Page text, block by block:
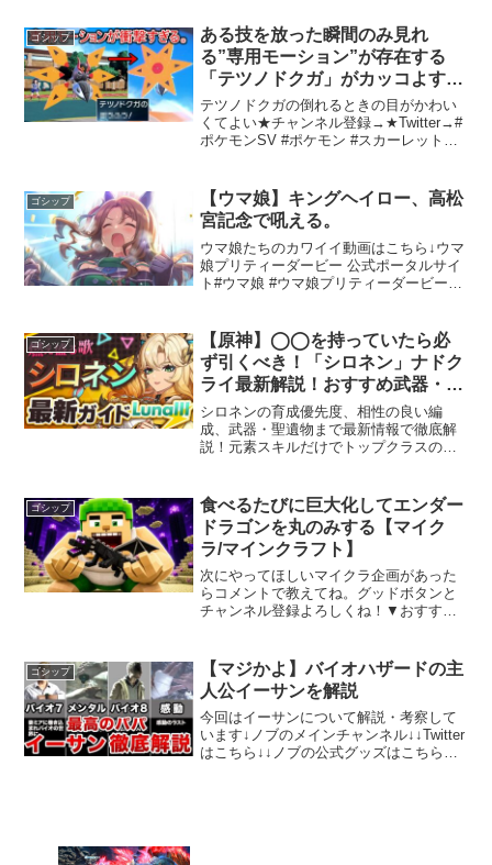
「足跡残し」は、そのユニークな外...
ゴシップ
ある技を放った瞬間のみ見れ
る”専用モーション”が存在する
「テツノドクガ」がカッコよすぎ
る【ポケモンSV実況】
テツノドクガの倒れるときの目がかわい
くてよい★チャンネル登録→★Twitter→#
ポケモンSV #ポケモン #スカーレットバ
ターにおいて、毎世代新たな戦略やコン
ビネーショ...
ゴシップ
【ウマ娘】キングヘイロー、高松
宮記念で吼える。
ウマ娘たちのカワイイ動画はこちら↓ウマ
娘プリティーダービー 公式ポータルサイ
ト#ウマ娘 #ウマ娘プリティーダービー申
とはできません。しかし、一般的なテー
マについて...
ゴシップ
【原神】◯◯を持っていたら必
ず引くべき！「シロネン」ナドク
ライ最新解説！おすすめ武器・聖
遺物・パーティ・目標ステータス
【げんしん】
シロネンの育成優先度、相性の良い編
成、武器・聖遺物まで最新情報で徹底解
説！元素スキルだけでトップクラスの耐
保したい超優秀キャラです。ギフトコー
ド：P3GXX56W3VG...
ゴシップ
食べるたびに巨大化してエンダー
ドラゴンを丸のみする【マイク
ラ/マインクラフト】
次にやってほしいマイクラ企画があった
らコメントで教えてね。グッドボタンと
チャンネル登録よろしくね！▼おすすめ
フト】#2初めてのエンダードラゴン討伐
が地獄すぎた......
ゴシップ
【マジかよ】バイオハザードの主
人公イーサンを解説
今回はイーサンについて解説・考察して
います↓ノブのメインチャンネル↓↓Twitter
はこちら↓↓ノブの公式グッズはこちらか